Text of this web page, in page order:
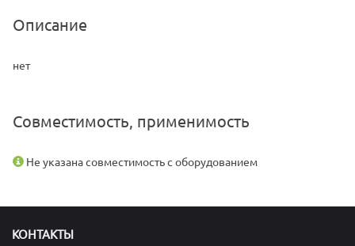
Описание
нет
Совместимость, применимость
Не указана совместимость с оборудованием
КОНТАКТЫ